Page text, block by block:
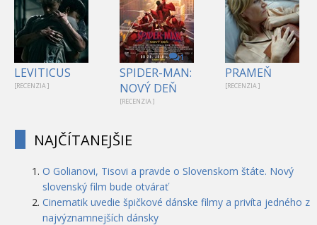
LEVITICUS
[RECENZIA ]
1
SPIDER-MAN:
NOVÝ DEŇ
[RECENZIA ]
PRAMEŇ
[RECENZIA ]
NAJČÍTANEJŠIE
O Golianovi, Tisovi a pravde o Slovenskom štáte. Nový
slovenský film bude otvárať
Cinematik uvedie špičkové dánske filmy a privíta jedného z
najvýznamnejších dánsky